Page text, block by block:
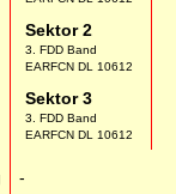
Sektor 2
3. FDD Band
EARFCN DL 10612
Sektor 3
3. FDD Band
EARFCN DL 10612
-